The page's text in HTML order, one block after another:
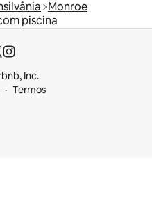
Monroe
piscina
Inc.
Termos